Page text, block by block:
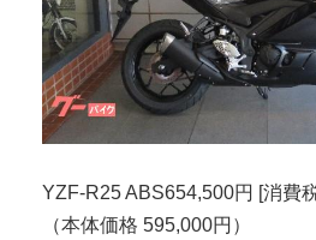
YZF-R25 ABS654,500円 [消費
（本体価格 595,000円）